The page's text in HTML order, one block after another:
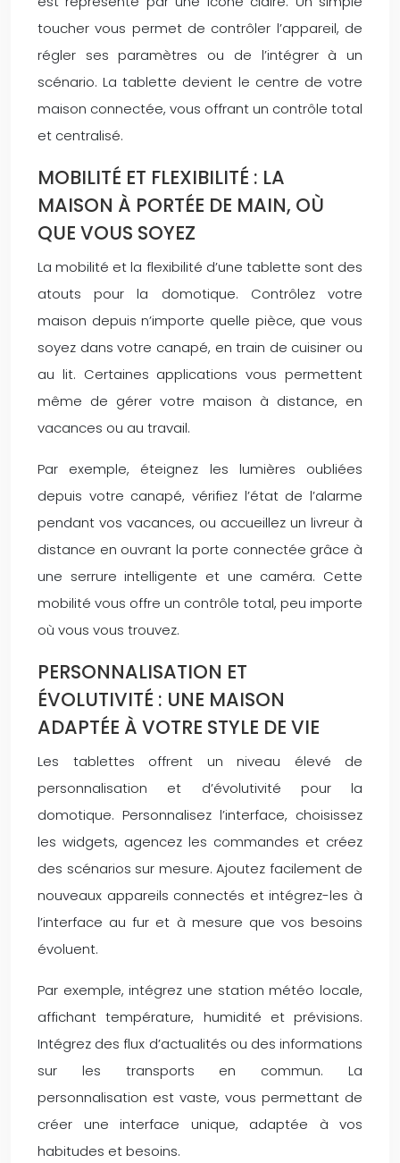
toucher vous permet de contrôler l’appareil, de
régler ses paramètres ou de l’intégrer à un
scénario. La tablette devient le centre de votre
maison connectée, vous offrant un contrôle total
et centralisé.
MOBILITÉ ET FLEXIBILITÉ : LA
MAISON À PORTÉE DE MAIN, OÙ
QUE VOUS SOYEZ
La mobilité et la flexibilité d’une tablette sont des
atouts pour la domotique. Contrôlez votre
maison depuis n’importe quelle pièce, que vous
soyez dans votre canapé, en train de cuisiner ou
au lit. Certaines applications vous permettent
même de gérer votre maison à distance, en
vacances ou au travail.
Par exemple, éteignez les lumières oubliées
depuis votre canapé, vérifiez l’état de l’alarme
pendant vos vacances, ou accueillez un livreur à
distance en ouvrant la porte connectée grâce à
une serrure intelligente et une caméra. Cette
mobilité vous offre un contrôle total, peu importe
où vous vous trouvez.
PERSONNALISATION ET
ÉVOLUTIVITÉ : UNE MAISON
ADAPTÉE À VOTRE STYLE DE VIE
Les tablettes offrent un niveau élevé de
personnalisation et d’évolutivité pour la
domotique. Personnalisez l’interface, choisissez
les widgets, agencez les commandes et créez
des scénarios sur mesure. Ajoutez facilement de
nouveaux appareils connectés et intégrez-les à
l’interface au fur et à mesure que vos besoins
évoluent.
Par exemple, intégrez une station météo locale,
affichant température, humidité et prévisions.
Intégrez des flux d’actualités ou des informations
sur les transports en commun. La
personnalisation est vaste, vous permettant de
créer une interface unique, adaptée à vos
habitudes et besoins.